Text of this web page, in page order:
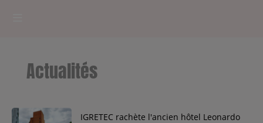
RADIOPLAYER
CK RADIO Line-up
Actualités
IGRETEC rachète l'ancien hôtel Leonardo